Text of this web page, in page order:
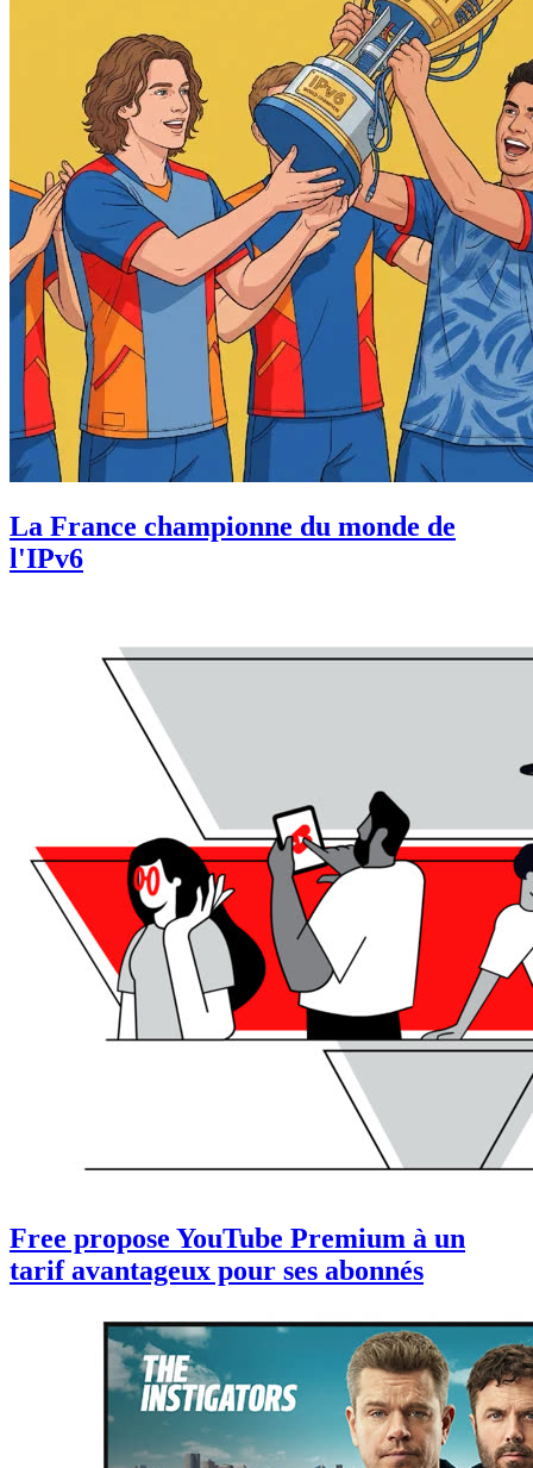
La France championne du monde de
l'IPv6
Free propose YouTube Premium à un
tarif avantageux pour ses abonnés